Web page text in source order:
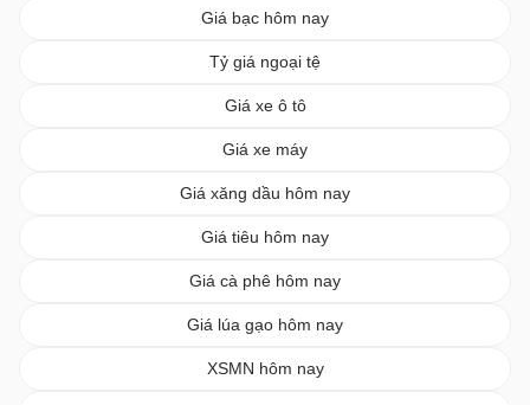
Giá bạc hôm nay
Tỷ giá ngoại tệ
Giá xe ô tô
Giá xe máy
Giá xăng dầu hôm nay
Giá tiêu hôm nay
Giá cà phê hôm nay
Giá lúa gạo hôm nay
XSMN hôm nay